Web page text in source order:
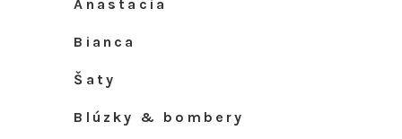
anastacia
bianca
šaty
blúzky & bombery